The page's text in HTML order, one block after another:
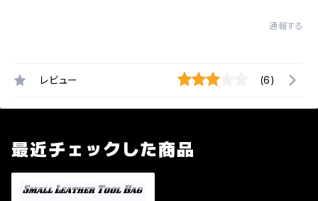
通報する
レビュー (6)
最近チェックした商品